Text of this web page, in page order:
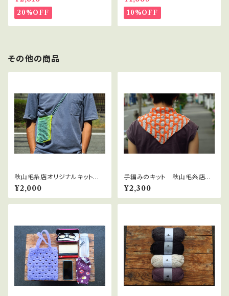
20%OFF 10%OFF
その他の商品
秋山毛糸店オリジナルキット
「Let’s play!スマホショルダー」
¥2,000
手編みのキット 秋山毛糸店オ
リジナルデザイン「Mi Knit ス
カーフ」のキット
¥2,300